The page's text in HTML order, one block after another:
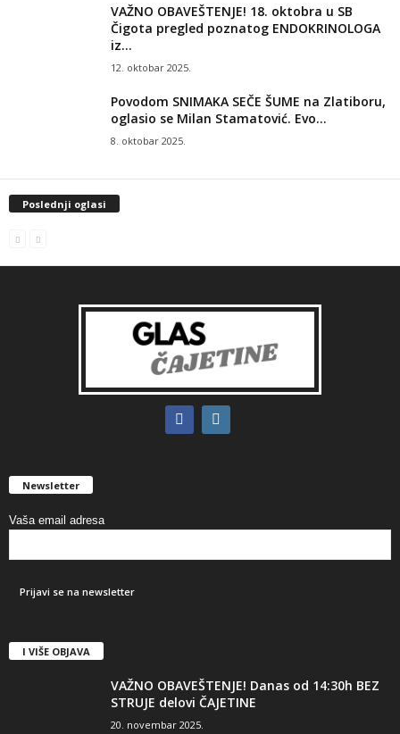
VAŽNO OBAVEŠTENJE! 18. oktobra u SB
Čigota pregled poznatog ENDOKRINOLOGA
iz...
12. oktobar 2025.
Povodom SNIMAKA SEČE ŠUME na Zlatiboru,
oglasio se Milan Stamatović. Evo...
8. oktobar 2025.
Poslednji oglasi
Newsletter
Vaša email adresa
I VIŠE OBJAVA
VAŽNO OBAVEŠTENJE! Danas od 14:30h BEZ
STRUJE delovi ČAJETINE
20. novembar 2025.